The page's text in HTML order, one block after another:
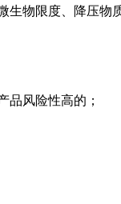
物限度、降压物
品风险性高的；